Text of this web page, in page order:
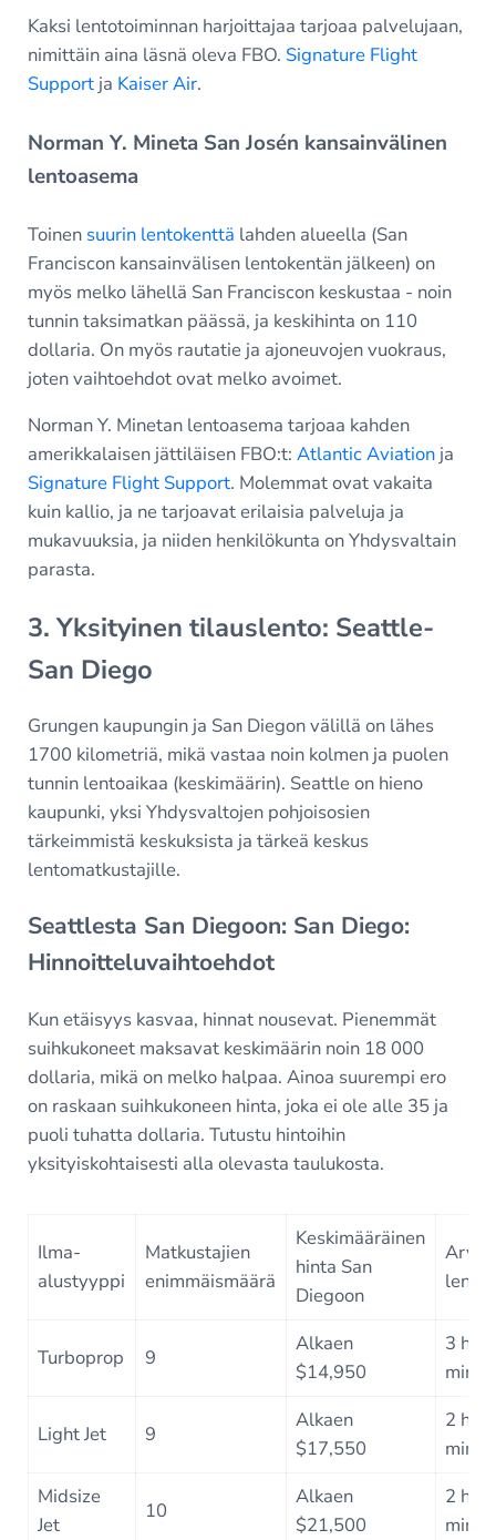
Kaksi lentotoiminnan harjoittajaa tarjoaa palvelujaan,
nimittäin aina läsnä oleva FBO. Signature Flight
Supportja Kaiser Air.
Norman Y. Mineta San Josén kansainvälinen
lentoasema
Toinen suurin lentokenttä lahden alueella (San
Franciscon kansainvälisen lentokentän jälkeen) on
myös melko lähellä San Franciscon keskustaa - noin
tunnin taksimatkan päässä, ja keskihinta on 110
dollaria. On myös rautatie ja ajoneuvojen vuokraus,
joten vaihtoehdot ovat melko avoimet.
Norman Y. Minetan lentoasema tarjoaa kahden
amerikkalaisen jättiläisen FBO:t: Atlantic Aviationja
Signature Flight Support. Molemmat ovat vakaita
kuin kallio, ja ne tarjoavat erilaisia palveluja ja
mukavuuksia, ja niiden henkilökunta on Yhdysvaltain
parasta.
3. Yksityinen tilauslento: Seattle-
San Diego
Grungen kaupungin ja San Diegon välillä on lähes
1700 kilometriä, mikä vastaa noin kolmen ja puolen
tunnin lentoaikaa (keskimäärin). Seattle on hieno
kaupunki, yksi Yhdysvaltojen pohjoisosien
tärkeimmistä keskuksista ja tärkeä keskus
lentomatkustajille.
Seattlesta San Diegoon: San Diego:
Hinnoitteluvaihtoehdot
Kun etäisyys kasvaa, hinnat nousevat. Pienemmät
suihkukoneet maksavat keskimäärin noin 18 000
dollaria, mikä on melko halpaa. Ainoa suurempi ero
on raskaan suihkukoneen hinta, joka ei ole alle 35 ja
puoli tuhatta dollaria. Tutustu hintoihin
yksityiskohtaisesti alla olevasta taulukosta.
Ilma-
alustyyppi
Matkustajien
enimmäismäärä
Keskimääräinen
hinta San
Diegoon
Turboprop 9
Alkaen
$14,950
3 h
min
Light Jet 9
Alkaen
$17,550
2 h
min
Midsize
Jet
10
Alkaen
$21,500
2 h
min